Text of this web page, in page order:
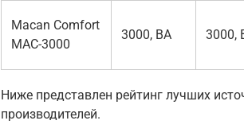
Macan Comfort
MAC-3000
3000, ВА 3000,
Ниже представлен рейтинг лучших
производителей.